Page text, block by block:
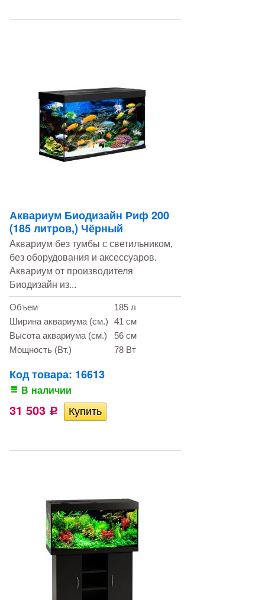
Аквариум Биодизайн Риф 200
(185 литров,) Чёрный
Аквариум без тумбы с светильником,
без оборудования и аксессуаров.
Аквариум от производителя
Биодизайн из...
Объем
185 л
Ширина аквариума (см.)
41 см
Высота аквариума (см.)
56 см
Мощность (Вт.)
78 Вт
Код товара: 16613
В наличии
31 503 Р